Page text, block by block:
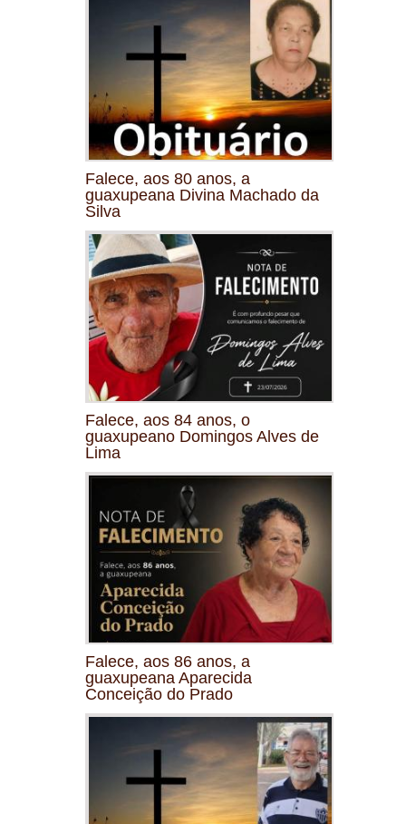
Falece, aos 80 anos, a
guaxupeana Divina Machado da
Silva
Falece, aos 84 anos, o
guaxupeano Domingos Alves de
Lima
Falece, aos 86 anos, a
guaxupeana Aparecida
Conceição do Prado